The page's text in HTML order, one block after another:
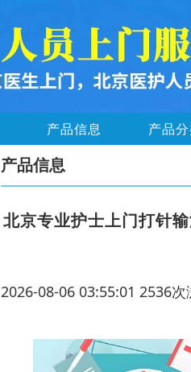
产品信息 产品
产品信息
北京专业护士上门打针
2026-08-06 03:55:01 2536次